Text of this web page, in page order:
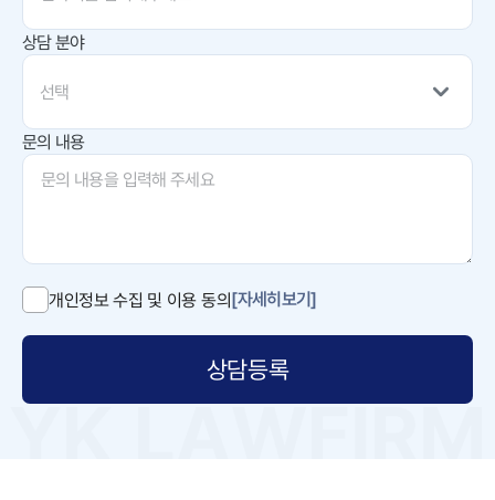
상담 분야
선택
문의 내용
개인정보 수집 및 이용 동의[자세히보기]
상담등록